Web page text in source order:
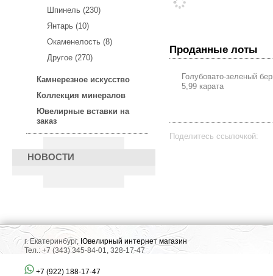
Шпинель (230)
Янтарь (10)
Окаменелость (8)
Другое (270)
Камнерезное искусство
Коллекция минералов
Ювелирные вставки на
заказ
НОВОСТИ
Проданные лоты
Голубовато-зеленый
5,99 карата
Поделитесь ссылочкой:
г. Екатеринбург, Ювелирный интернет магазин
Тел.: +7 (343) 345-84-01, 328-17-47
+7 (922) 188-17-47